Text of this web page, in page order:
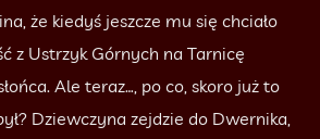
że kiedyś jeszcze mu się chciało
z Ustrzyk Górnych na Tarnicę
Ale teraz…, po co, skoro już to
Dziewczyna zejdzie do Dwernika,